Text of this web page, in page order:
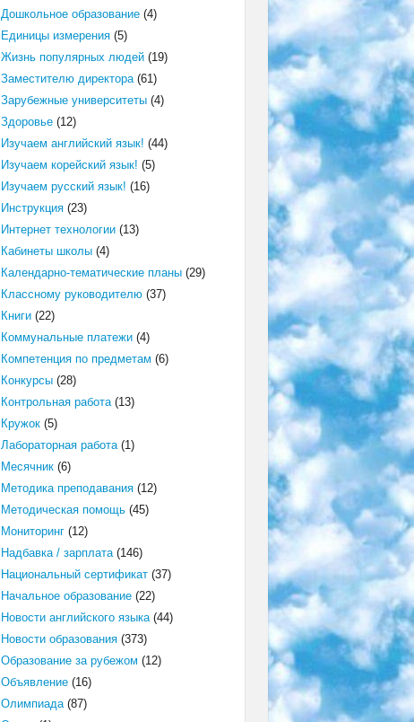
Дошкольное образование(4)
Единицы измерения(5)
Жизнь популярных людей(19)
Заместителю директора(61)
Зарубежные университеты(4)
Здоровье(12)
Изучаем английский язык! (44)
Изучаем корейский язык! (5)
Изучаем русский язык! (16)
Инструкция(23)
Интернет технологии(13)
Кабинеты школы(4)
Календарно-тематические планы(29)
Классному руководителю(37)
Книги(22)
Коммунальные платежи(4)
Компетенция по предметам (6)
Конкурсы(28)
Контрольная работа(13)
Кружок(5)
Лабораторная работа(1)
Месячник(6)
Методика преподавания(12)
Методическая помощь(45)
Мониторинг(12)
Надбавка / зарплата(146)
Национальный сертификат(37)
Начальное образование(22)
Новости английского языка(44)
Новости образования(373)
Образование за рубежом (12)
Объявление(16)
Олимпиада(87)